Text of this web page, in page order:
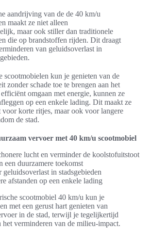
aandrijving van de de 40 km/u
maakt ze niet alleen
maar ook stiller dan traditionele
die op brandstoffen rijden. Dit draagt
van geluidsoverlast in
scootmobielen kun je genieten van de
zonder schade toe te brengen aan het
omgaan met energie, kunnen ze
op een enkele lading. Dit maakt ze
voor korte ritjes, maar ook voor langere
de stad.
vervoer met 40 km/u scootmobiel
lucht en verminder de koolstofuitstoot
een duurzamere toekomst
in stadsgebieden
afstanden op een enkele lading
scootmobiel 40 km/u kun je
met een gerust hart genieten van
in de stad, terwijl je tegelijkertijd
het verminderen van de milieu-impact.